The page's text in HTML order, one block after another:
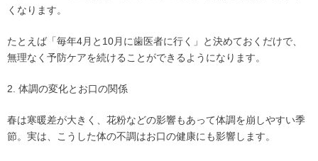
くなります。
たとえば「毎年4月と10月に歯医者に行く」と決めておくだけで、
無理なく予防ケアを続けることができるようになります。
2. 体調の変化とお口の関係
春は寒暖差が大きく、花粉などの影響もあって体調を崩しやすい季
節。実は、こうした体の不調はお口の健康にも影響します。